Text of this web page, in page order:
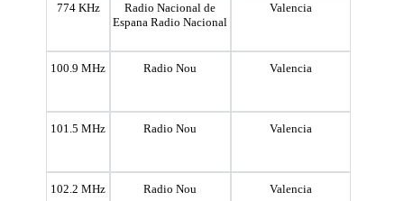
774 KHz
Radio Nacional de
Espana Radio Nacional
Valencia
100.9 MHz Radio Nou Valencia
101.5 MHz Radio Nou Valencia
102.2 MHz Radio Nou Valencia